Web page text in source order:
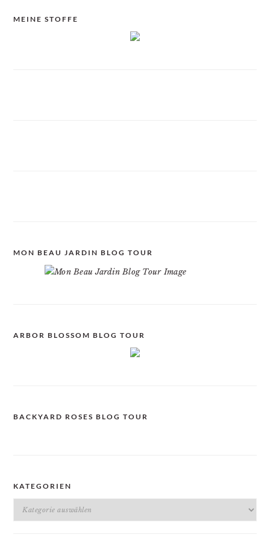
MEINE STOFFE
MON BEAU JARDIN BLOG TOUR
ARBOR BLOSSOM BLOG TOUR
BACKYARD ROSES BLOG TOUR
KATEGORIEN
Kategorien